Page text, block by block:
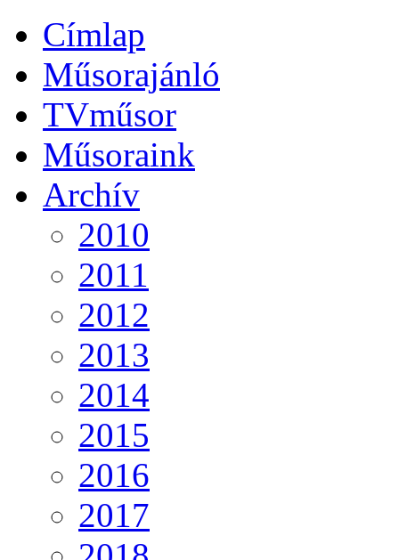
Címlap
Műsorajánló
TVműsor
Műsoraink
Archív
2010
2011
2012
2013
2014
2015
2016
2017